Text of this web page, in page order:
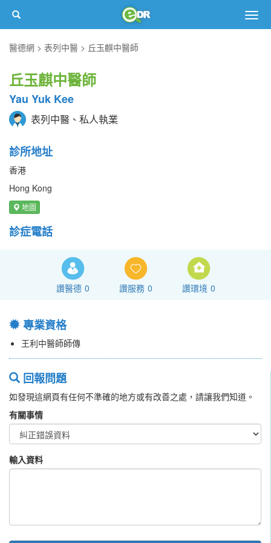
醫德網
表列中醫 丘玉麒中醫師
丘玉麒中醫師
Yau Yuk Kee
表列中醫、私人執業
診所地址
香港
Hong Kong
地圖
診症電話
讚醫德 0 讚服務 0 讚環境 0
專業資格
王利中醫師師傳
回報問題
如發現這網頁有任何不準確的地方或有改善之處，請讓我們知道。
有關事情
輸入資料